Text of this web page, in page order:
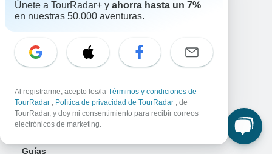
Qué es una aventura organizada
Operadores
Construye un negocio exitoso
Aumentar la visibilidad
Maximizar las reservas directas
Inicio de sesión de operador
Guías
Únete a TourRadar+ y ahorra hasta un 7%
en nuestras 50.000 aventuras.
Al registrarme, acepto los/la Términos y condiciones de
TourRadar , Política de privacidad de TourRadar , de
TourRadar, y doy mi consentimiento para recibir correos
electrónicos de marketing.